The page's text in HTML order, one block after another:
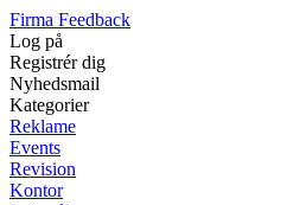
Firma Feedback
Log på
Registrér dig
Nyhedsmail
Kategorier
Reklame
Events
Revision
Kontor